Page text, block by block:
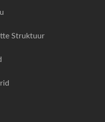
Struktuur